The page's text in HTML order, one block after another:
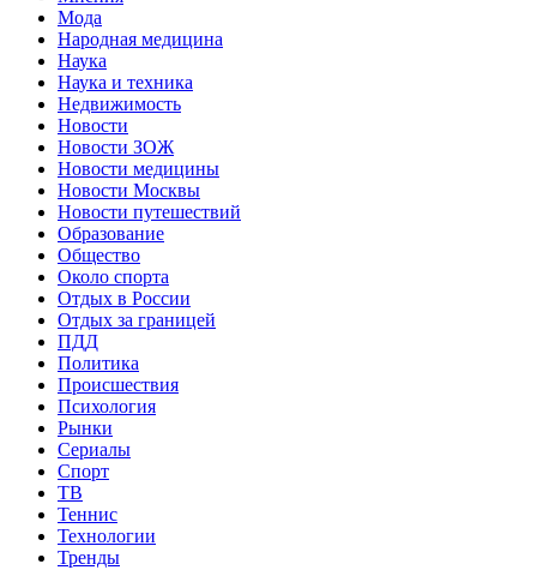
Мода
Народная медицина
Наука
Наука и техника
Недвижимость
Новости
Новости ЗОЖ
Новости медицины
Новости Москвы
Новости путешествий
Образование
Общество
Около спорта
Отдых в России
Отдых за границей
ПДД
Политика
Происшествия
Психология
Рынки
Сериалы
Спорт
ТВ
Теннис
Технологии
Тренды